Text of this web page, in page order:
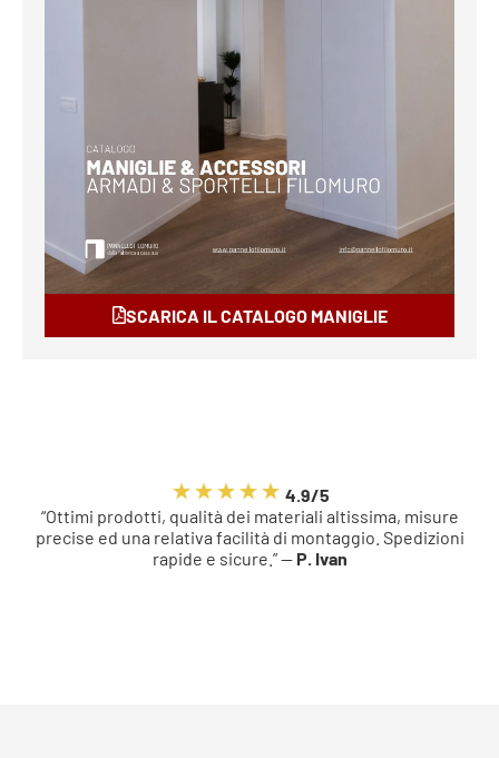
SCARICA IL CATALOGO MANIGLIE
4.9/5
“Ottimi prodotti, qualità dei materiali altissima, misure
precise ed una relativa facilità di montaggio. Spedizioni
rapide e sicure.” — P. Ivan